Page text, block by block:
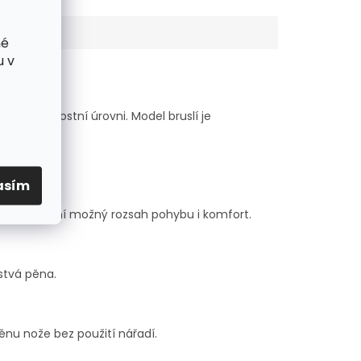
v
výkonnostní úrovni. Model bruslí je
maximální možnýrozsah pohybu i komfort.
pěna.
nože bez použití nářadí.